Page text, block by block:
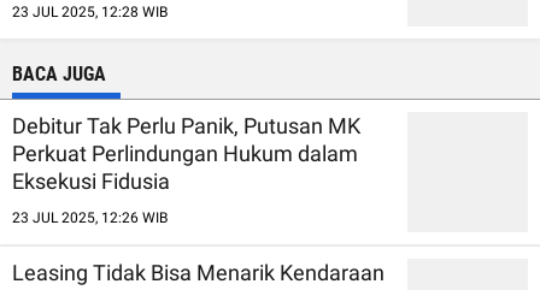
23 JUL 2025, 12:28 WIB
BACA JUGA
Debitur Tak Perlu Panik, Putusan MK
Perkuat Perlindungan Hukum dalam
Eksekusi Fidusia
23 JUL 2025, 12:26 WIB
Leasing Tidak Bisa Menarik Kendaraan